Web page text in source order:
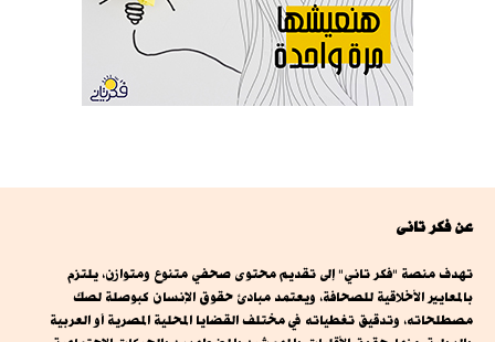
عن فكر تانى
تهدف منصة "فكر تاني" إلى تقديم محتوى صحفي متنوع ومتوازن، يلتزم
بالمعايير الأخلاقية للصحافة، ويعتمد مبادئ حقوق الإنسان كبوصلة لصك
مصطلحاته، وتدقيق تغطياته في مختلف القضايا المحلية المصرية أو العربية